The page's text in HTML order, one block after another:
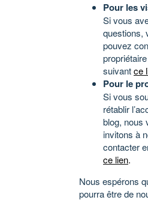
Pour les
Si vous
questions,
pouvez
suivantce
Pour le
Si vous
rétablir
blog, nous
invitons à
contacter
ce lien.
Nous espérons
pourra être de